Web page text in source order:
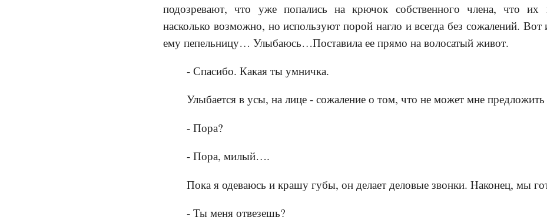
подозревают, что уже попались на крючок собственного члена, что их
насколько возможно, но используют порой нагло и всегда без сожалений.
ему пепельницу… Улыбаюсь…Поставила ее прямо на волосатый живот.
- Спасибо. Какая ты умничка.
Улыбается в усы, на лице - сожаление о том, что не может мне
- Пора?
- Пора, милый….
Пока я одеваюсь и крашу губы, он делает деловые звонки. Наконец, мы
- Ты меня отвезешь?